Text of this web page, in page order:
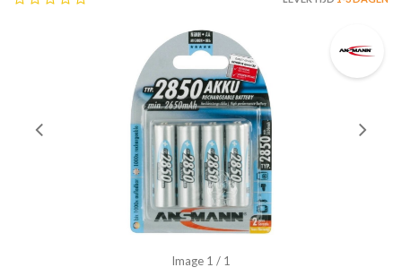
Image 1 / 1